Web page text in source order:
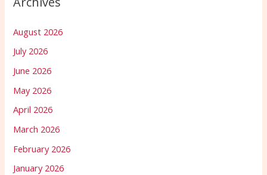
August 2026
July 2026
June 2026
May 2026
April 2026
March 2026
February 2026
January 2026